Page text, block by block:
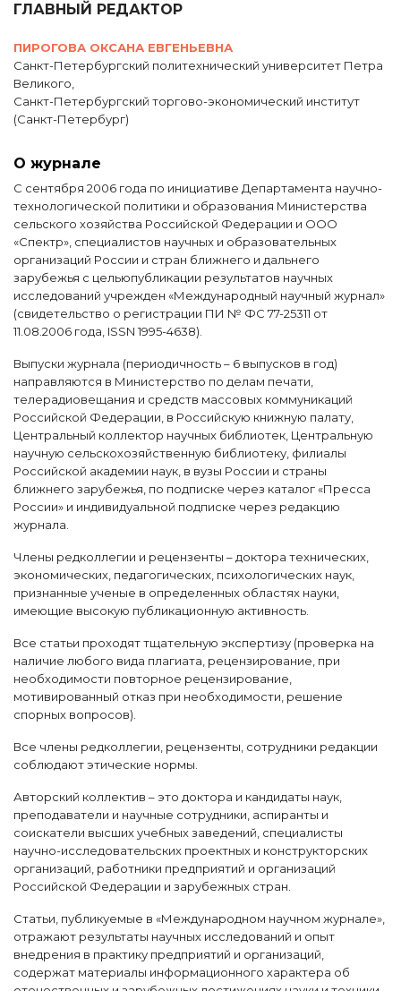
ГЛАВНЫЙ РЕДАКТОР
ПИРОГОВА ОКСАНА ЕВГЕНЬЕВНА
Санкт-Петербургский политехнический университет Петра
Великого,
Санкт-Петербургский торгово-экономический институт
(Санкт-Петербург)
О журнале
С сентября 2006 года по инициативе Департамента научно-
технологической политики и образования Министерства
сельского хозяйства Российской Федерации и ООО
«Спектр», специалистов научных и образовательных
организаций России и стран ближнего и дальнего
зарубежья с цельюпубликации результатов научных
исследований учрежден «Международный научный журнал»
(свидетельство о регистрации ПИ № ФС 77-25311 от
11.08.2006 года, ISSN 1995-4638).
Выпуски журнала (периодичность – 6 выпусков в год)
направляются в Министерство по делам печати,
телерадиовещания и средств массовых коммуникаций
Российской Федерации, в Российскую книжную палату,
Центральный коллектор научных библиотек, Центральную
научную сельскохозяйственную библиотеку, филиалы
Российской академии наук, в вузы России и страны
ближнего зарубежья, по подписке через каталог «Пресса
России» и индивидуальной подписке через редакцию
журнала.
Члены редколлегии и рецензенты – доктора технических,
экономических, педагогических, психологических наук,
признанные ученые в определенных областях науки,
имеющие высокую публикационную активность.
Все статьи проходят тщательную экспертизу (проверка на
наличие любого вида плагиата, рецензирование, при
необходимости повторное рецензирование,
мотивированный отказ при необходимости, решение
спорных вопросов).
Все члены редколлегии, рецензенты, сотрудники редакции
соблюдают этические нормы.
Авторский коллектив – это доктора и кандидаты наук,
преподаватели и научные сотрудники, аспиранты и
соискатели высших учебных заведений, специалисты
научно-исследовательских проектных и конструкторских
организаций, работники предприятий и организаций
Российской Федерации и зарубежных стран.
Статьи, публикуемые в «Международном научном журнале»,
отражают результаты научных исследований и опыт
внедрения в практику предприятий и организаций,
содержат материалы информационного характера об